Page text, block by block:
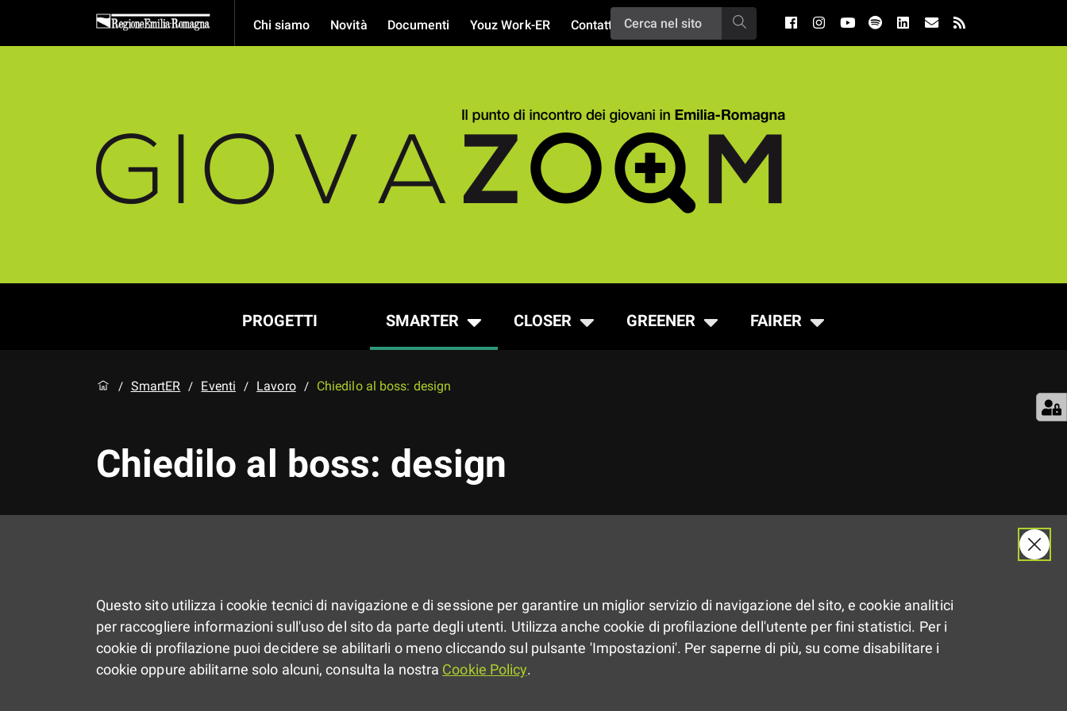
Chi siamo Novità Documenti Youz Work-ER Contatti
PROGETTI SMARTER CLOSER GREENER FAIRER
/ SmartER / Eventi / Lavoro / Chiedilo al boss: design
Chiedilo al boss: design
Dalle16:30 alle17:15
Piacenza
Questo sito utilizza i cookie tecnici di navigazione e di sessione per garantire un miglior servizio di navigazione del sito, e cookie analitici
per raccogliere informazioni sull'uso del sito da parte degli utenti. Utilizza anche cookie di profilazione dell'utente per fini statistici. Per i
cookie di profilazione puoi decidere se abilitarli o meno cliccando sul pulsante 'Impostazioni'. Per saperne di più, su come disabilitare i
cookie oppure abilitarne solo alcuni, consulta la nostra Cookie Policy.